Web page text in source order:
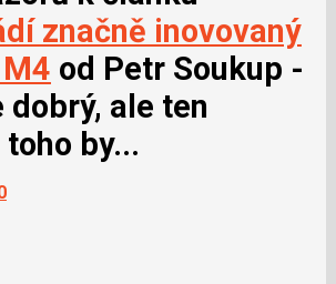
značně inovovaný
od Petr Soukup -
dobrý, ale ten
by...